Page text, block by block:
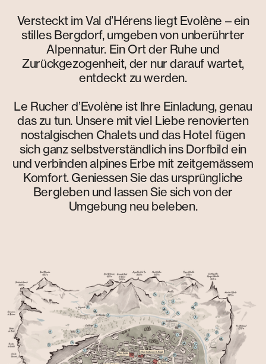
Versteckt im Val d’Hérens liegt Evolène – ein
stilles Bergdorf, umgeben von unberührter
Alpennatur. Ein Ort der Ruhe und
Zurückgezogenheit, der nur darauf wartet,
entdeckt zu werden.
Le Rucher d’Evolène ist Ihre Einladung, genau
das zu tun. Unsere mit viel Liebe renovierten
nostalgischen Chalets und das Hotel fügen
sich ganz selbstverständlich ins Dorfbild ein
und verbinden alpines Erbe mit zeitgemässem
Komfort. Geniessen Sie das ursprüngliche
Bergleben und lassen Sie sich von der
Umgebung neu beleben.